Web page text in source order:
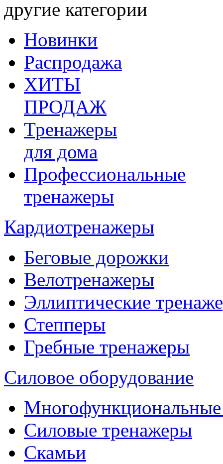
другие категории
Новинки
Распродажа
ХИТЫ
ПРОДАЖ
Тренажеры
для дома
Профессиональные
тренажеры
Кардиотренажеры
Беговые дорожки
Велотренажеры
Эллиптические
Степперы
Гребные тренажеры
Силовое оборудование
Силовые тренажеры
Скамьи